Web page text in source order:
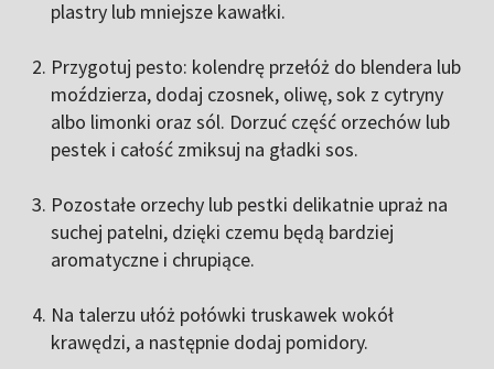
plastry lub mniejsze kawałki.
Przygotuj pesto: kolendrę przełóż do blendera lub
moździerza, dodaj czosnek, oliwę, sok z cytryny
albo limonki oraz sól. Dorzuć część orzechów lub
pestek i całość zmiksuj na gładki sos.
Pozostałe orzechy lub pestki delikatnie upraż na
suchej patelni, dzięki czemu będą bardziej
aromatyczne i chrupiące.
Na talerzu ułóż połówki truskawek wokół
krawędzi, a następnie dodaj pomidory.